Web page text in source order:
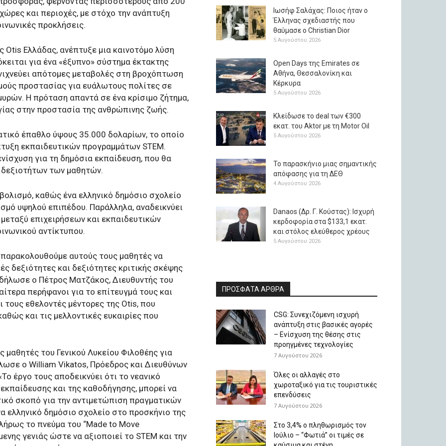
και περιοχές, με στόχο την ανάπτυξη
προκλήσεις.
Otis Ελλάδας, ανέπτυξε μια καινοτόμο λύση
για ένα «έξυπνο» σύστημα έκτακτης
απότομες μεταβολές στη βροχόπτωση
προστασίας για ευάλωτους πολίτες σε
Η πρόταση απαντά σε ένα κρίσιμο ζήτημα,
στην προστασία της ανθρώπινης ζωής.
έπαθλο ύψους 35.000 δολαρίων, το οποίο
εκπαιδευτικών προγραμμάτων STEM.
για τη δημόσια εκπαίδευση, που θα
δεξιοτήτων των μαθητών.
καθώς ένα ελληνικό δημόσιο σχολείο
υψηλού επιπέδου. Παράλληλα, αναδεικνύει
επιχειρήσεων και εκπαιδευτικών
αντίκτυπου.
αυτούς τους μαθητές να
δεξιότητες και δεξιότητες κριτικής σκέψης
ο Πέτρος Ματζάκος, Διευθυντής του
περήφανοι για το επίτευγμά τους και
εθελοντές μέντορες της Otis, που
και τις μελλοντικές ευκαιρίες που
μαθητές του Γενικού Λυκείου Φιλοθέης για
ο William Vikatos, Πρόεδρος και Διευθύνων
έργο τους αποδεικνύει ότι το νεανικό
και της καθοδήγησης, μπορεί να
σκοπό για την αντιμετώπιση πραγματικών
ελληνικό δημόσιο σχολείο στο προσκήνιο της
το πνεύμα του “Made to Move
γενιάς ώστε να αξιοποιεί το STEM και την
Ιωσήφ Σαλάχας: Ποιος ήταν ο
Έλληνας σχεδιαστής που
θαύμασε ο Christian Dior
5 Αυγούστου 2026
Open Days της Emirates σε
Αθήνα, Θεσσαλονίκη και
Κέρκυρα
5 Αυγούστου 2026
Κλείδωσε το deal των €300
εκατ. του Aktor με τη Μotor Oil
5 Αυγούστου 2026
Το παρασκήνιο μιας σημαντικής
απόφασης για τη ΔΕΘ
4 Αυγούστου 2026
Danaos (Δρ. Γ. Κούστας): Ισχυρή
κερδοφορία στα $133,1 εκατ.
και στόλος ελεύθερος χρέους
5 Αυγούστου 2026
ΠΡΟΣΦΑΤΑ ΑΡΘΡΑ
CSG: Συνεχιζόμενη ισχυρή
ανάπτυξη στις βασικές αγορές
– Ενίσχυση της θέσης στις
προηγμένες τεχνολογίες
7 Αυγούστου 2026
Όλες οι αλλαγές στο
χωροταξικό για τις τουριστικές
επενδύσεις
7 Αυγούστου 2026
Στο 3,4% ο πληθωρισμός τον
Ιούλιο – “Φωτιά” οι τιμές σε